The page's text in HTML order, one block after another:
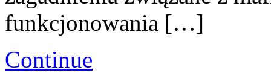
funkcjonowania […]
Continue